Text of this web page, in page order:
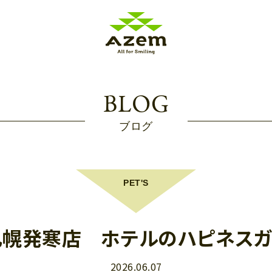
BLOG
ブログ
PET'S
発寒店 ホテルのハピネスガ
2026.06.07